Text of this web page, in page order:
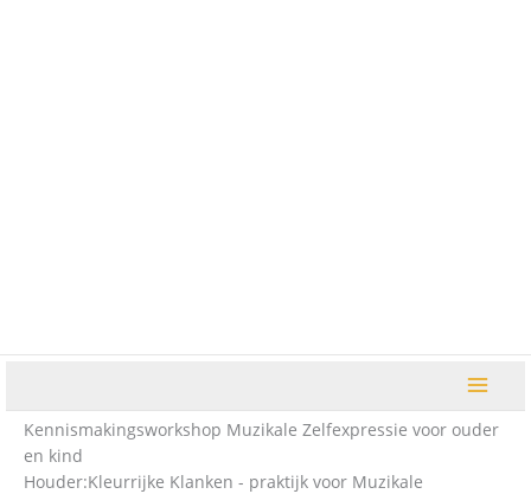
Kennismakingsworkshop Muzikale Zelfexpressie voor ouder
en kind
Houder:Kleurrijke Klanken - praktijk voor Muzikale